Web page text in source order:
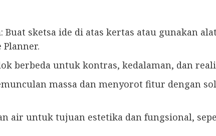
: Buat sketsa ide di atas kertas atau gunakan
berbeda untuk kontras, kedalaman, dan
massa dan menyorot fitur dengan
air untuk tujuan estetika dan fungsional,